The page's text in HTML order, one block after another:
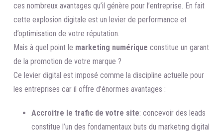
ces nombreux avantages qu’il génère pour l’entreprise. En fait
cette explosion digitale est un levier de performance et
d’optimisation de votre réputation.
Mais à quel point le marketing numérique constitue un garant
de la promotion de votre marque ?
Ce levier digital est imposé comme la discipline actuelle pour
les entreprises car il offre d’énormes avantages :
Accroitre le trafic de votre site: concevoir des leads
constitue l’un des fondamentaux buts du marketing digital